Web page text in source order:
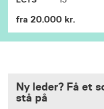
fra 20.000 kr.
Ny leder? Få et
stå på